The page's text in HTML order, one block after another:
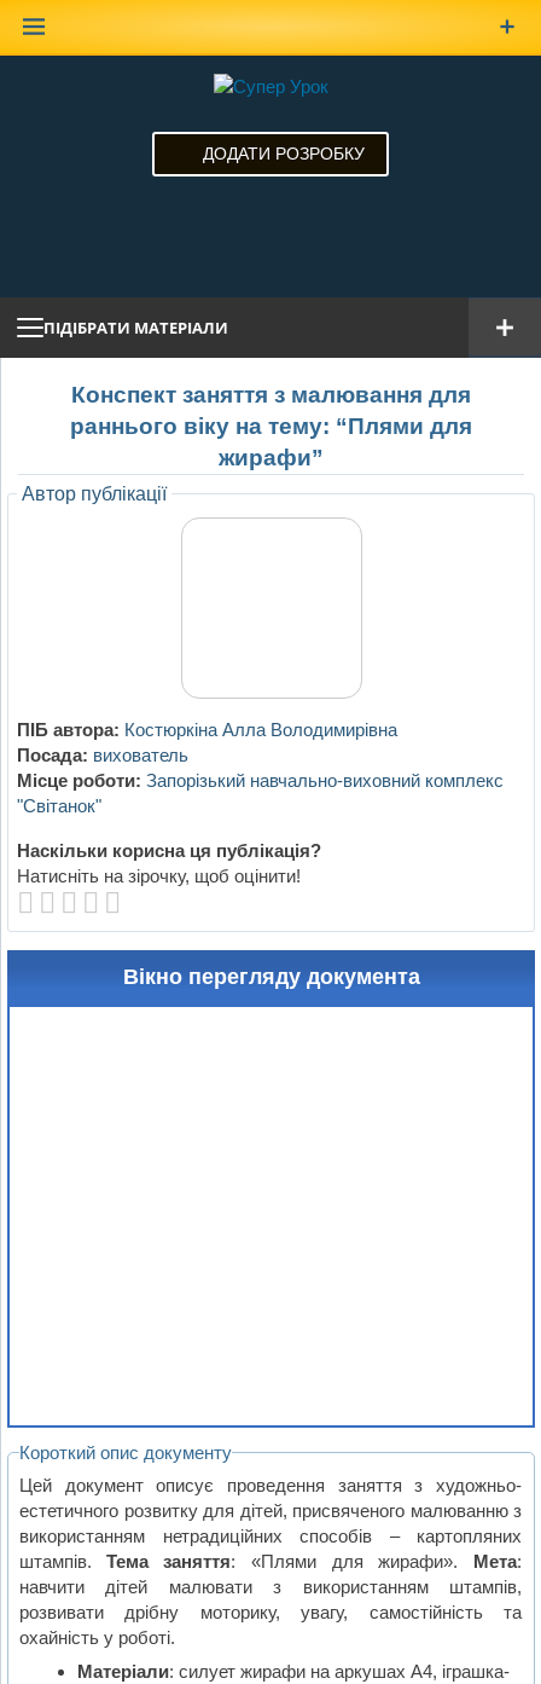
ДОДАТИ РОЗРОБКУ
ПІДІБРАТИ МАТЕРІАЛИ
Конспект заняття з малювання для
раннього віку на тему: “Плями для
жирафи”
Автор публікації
ПІБ автора: Костюркіна Алла Володимирівна
Посада: вихователь
Місце роботи: Запорізький навчально-виховний комплекс
"Світанок"
Наскільки корисна ця публікація?
Натисніть на зірочку, щоб оцінити!
Вікно перегляду документа
Короткий опис документу
Цей документ описує проведення заняття з художньо-
естетичного розвитку для дітей, присвяченого малюванню з
використанням нетрадиційних способів – картопляних
штампів.Тема заняття: «Плями для жирафи». Мета:
навчити дітей малювати з використанням штампів,
розвивати дрібну моторику, увагу, самостійність та
охайність у роботі.
Матеріали: силует жирафи на аркушах А4, іграшка-